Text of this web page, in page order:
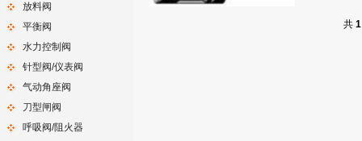
放料阀
平衡阀
水力控制阀
针型阀/仪表阀
气动角座阀
刀型闸阀
呼吸阀/阻火器
共 1